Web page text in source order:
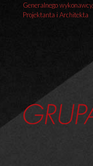
Generalnego wykonawcy,
Projektanta i Architekta